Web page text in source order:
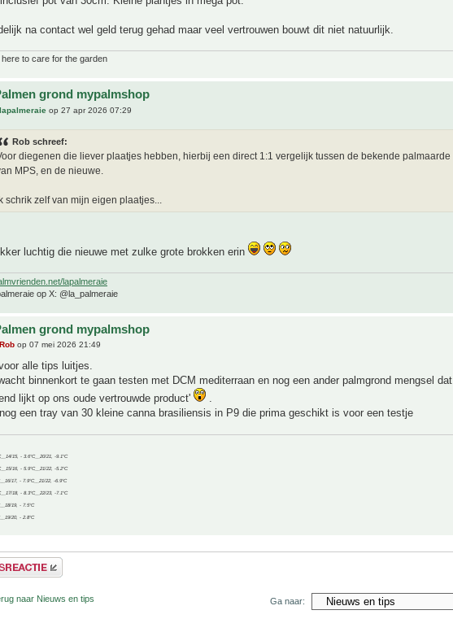
na contact wel geld terug gehad maar veel vertrouwen bouwt dit niet natuurlijk.
to care for the garden
grond mypalmshop
lapalmeraie op 27 apr 2026 07:29
Rob schreef:
diegenen die liever plaatjes hebben, hierbij een direct 1:1 vergelijk tussen de bekende palmaarde
MPS, en de nieuwe.
schrik zelf van mijn eigen plaatjes...
luchtig die nieuwe met zulke grote brokken erin
lapalmeraie
op X: @la_palmeraie
grond mypalmshop
Rob op 07 mei 2026 21:49
alle tips luitjes.
binnenkort te gaan testen met DCM mediterraan en nog een ander palmgrond mengsel dat
lijkt op ons oude vertrouwde product'
.
een tray van 30 kleine canna brasiliensis in P9 die prima geschikt is voor een testje
15, - 3.6°C__20/21, -9.1°C
16, - 5.9°C__21/22, -5.2°C
17, - 7.9°C__21/22, -6.9°C
18, - 8.3°C__22/23, -7.1°C
19, - 7.5°C
20, - 2.8°C
reactie
naar Nieuws en tips Ga naar: